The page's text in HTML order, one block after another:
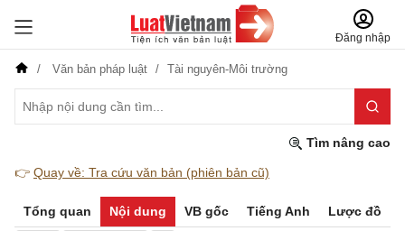
Đăng nhập
Văn bản pháp luật Tài nguyên-Môi trường
Tìm nâng cao
👉 Quay về: Tra cứu văn bản (phiên bản cũ)
Tổng quan Nội dung VB gốc Tiếng Anh Lược đồ